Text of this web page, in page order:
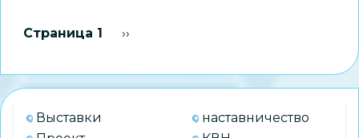
Всероссийских
игр
Нумерация
Страница 1 Следующая страница
››
Выставки
наставничество